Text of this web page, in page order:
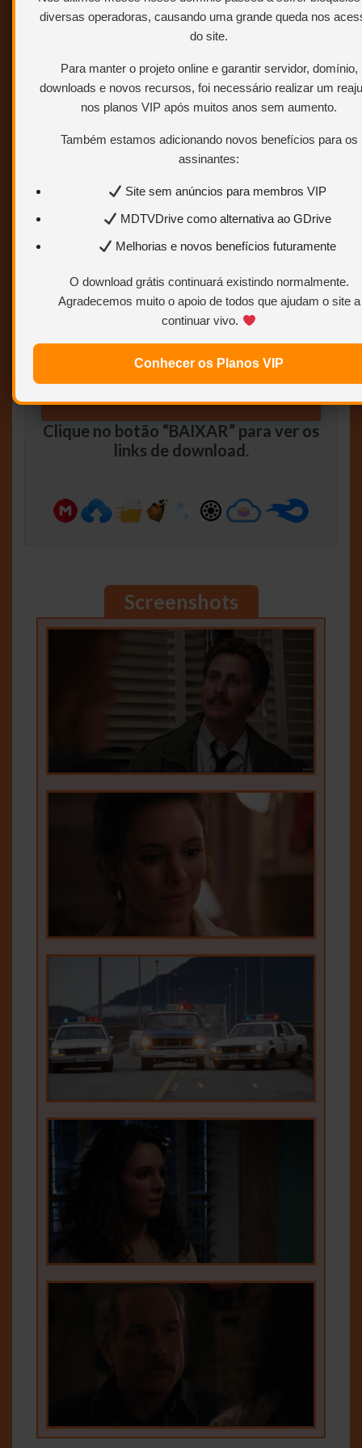
diversas operadoras, causando uma grande queda nos
do site.
Para manter o projeto online e garantir servidor, domínio,
downloads e novos recursos, foi necessário realizar um
nos planos VIP após muitos anos sem aumento.
Também estamos adicionando novos benefícios para os
assinantes:
Site sem anúncios para membros VIP
MDTVDrive como alternativa ao GDrive
Melhorias e novos benefícios futuramente
O download grátis continuará existindo normalmente.
Agradecemos muito o apoio de todos que ajudam o site a
continuar vivo.
Conhecer os Planos VIP
Membro VIP tem beneficios exclusivos e
ainda ajuda a manter o site online.
links nunca ficam off.
Para saber como ser VIP.Clique AQUI.
Clique no botão “BAIXAR” para ver os
links de download.
Screenshots